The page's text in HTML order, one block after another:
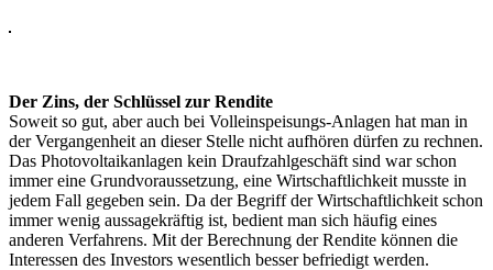
Der Zins, der Schlüssel zur Rendite
Soweit so gut, aber auch bei Volleinspeisungs-Anlagen hat man in
der Vergangenheit an dieser Stelle nicht aufhören dürfen zu rechnen.
Das Photovoltaikanlagen kein Draufzahlgeschäft sind war schon
immer eine Grundvoraussetzung, eine Wirtschaftlichkeit musste in
jedem Fall gegeben sein. Da der Begriff der Wirtschaftlichkeit schon
immer wenig aussagekräftig ist, bedient man sich häufig eines
anderen Verfahrens. Mit der Berechnung der Rendite können die
Interessen des Investors wesentlich besser befriedigt werden.